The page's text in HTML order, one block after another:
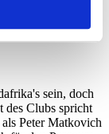
sein, doch
des Clubs spricht
Peter Matkovich